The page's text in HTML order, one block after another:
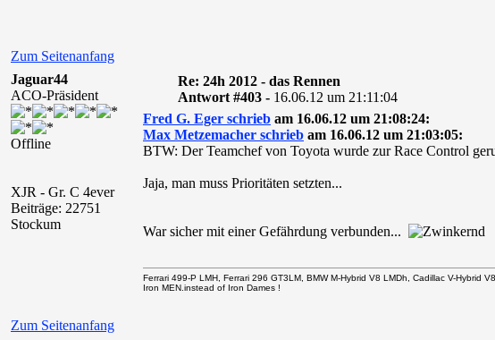
Zum Seitenanfang
Jaguar44
ACO-Präsident
Offline
XJR - Gr. C 4ever
Beiträge: 22751
Stockum
Re: 24h 2012 - das Rennen
Antwort #403 - 16.06.12 um 21:11:04
Fred G. Eger schrieb am 16.06.12 um 21:08:24:
Max Metzemacher schrieb am 16.06.12 um 21:03:05:
BTW: Der Teamchef von Toyota wurde zur Race Control
Jaja, man muss Prioritäten setzten...
War sicher mit einer Gefährdung verbunden...
Zum Seitenanfang
Ferrari 499-P LMH, Ferrari 296 GT3LM, BMW M-Hybrid V8 LMDh, Cadillac V-Hybrid
Iron MEN.instead of Iron Dames !